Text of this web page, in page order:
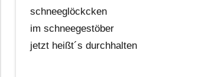
schneeglöckcken
im schneegestöber
jetzt heißt´s durchhalten